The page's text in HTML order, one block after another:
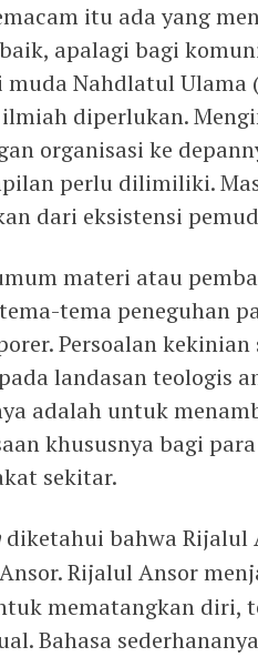
itu ada yang
apalagi bagi
muda Nahdlatul
diperlukan.
organisasi ke
perlu dilimiliki.
dari eksistensi
materi atau
tema peneguhan
Persoalan
landasan teologis
adalah untuk
khususnya bagi
sekitar.
diketahui bahwa Rijalul
Rijalul Ansor
mematangkan diri,
Bahasa